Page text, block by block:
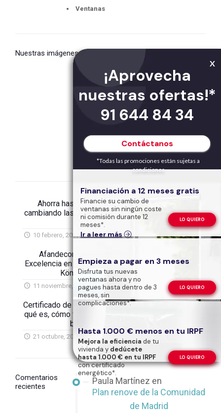
Ventanas
Nuestras imágenes
Ahorra hasta 1.000€ en tu IRPF
cambiando las ventanas de tu vivienda
este 2026
10 febrero, 2026
Afandecor gana el Premio a la
Excelencia en la Atención al Cliente de
Kömmerling 2025
11 noviembre, 2025
Certificado de Ahorro Energético (CAE):
qué es, cómo funciona y cómo puedes
beneficiarte
21 octubre, 2025
Comentarios
recientes
Paula Martínez en
Plan renove de la Comunidad
de Madrid
¡Aprovecha
nuestras ofertas!*
91 644 84 34
X
Contáctanos
*Todas las promociones están sujetas a
condiciones
Financiación a 12 meses gratis
Financie su cambio de
ventanas sin ningún coste
ni comisión durante 12
meses*.
Ir a leer más
LO QUIERO
Empieza a pagar en 3 meses
Disfruta tus nuevas
ventanas ahora y no
pagues hasta dentro de 3
meses, sin
complicaciones*.
LO QUIERO
Hasta 1.000 € menos en tu IRPF
Mejora la eficiencia de tu
vivienda y dedúcete
hasta 1.000 € en tu IRPF
con certificado
energético*.
LO QUIERO